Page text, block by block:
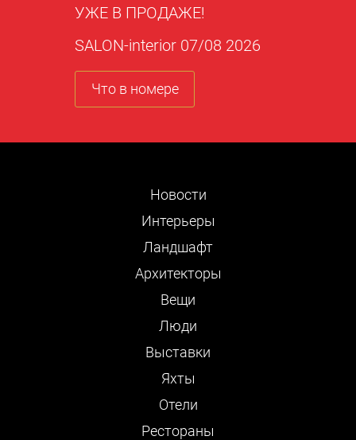
УЖЕ В ПРОДАЖЕ!
SALON-interior 07/08 2026
Что в номере
Новости
Интерьеры
Ландшафт
Архитекторы
Вещи
Люди
Выставки
Яхты
Отели
Рестораны